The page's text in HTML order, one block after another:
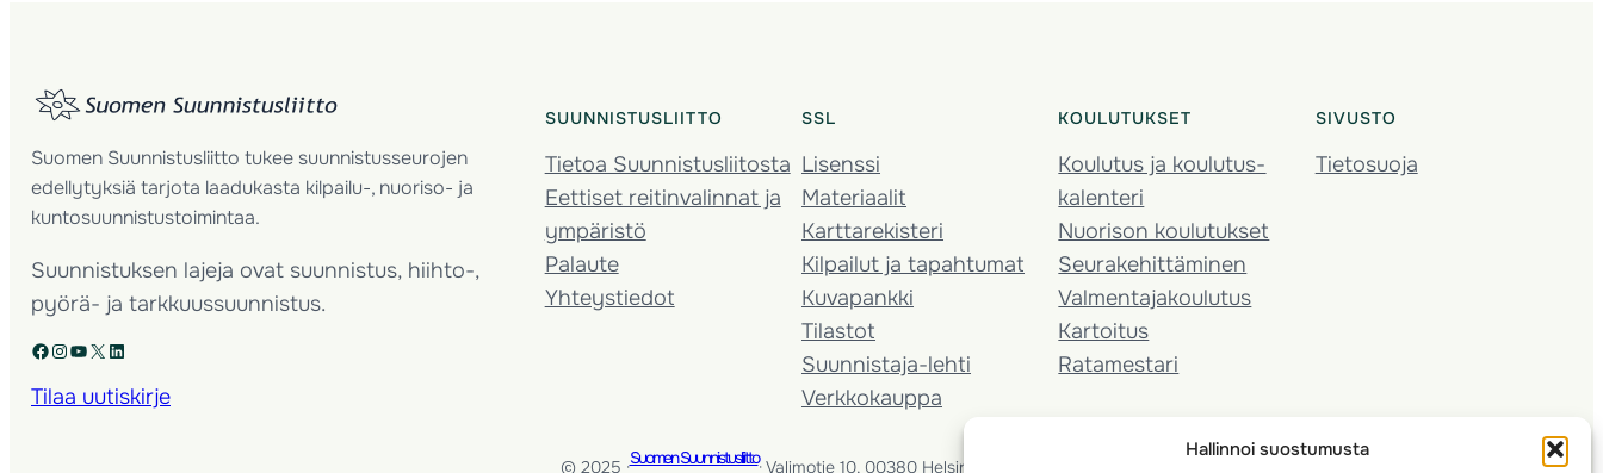
Hallinnoi suostumusta
Suomen Suunnistusliitto tukee suunnistusseurojen
edellytyksiä tarjota laadukasta kilpailu-, nuoriso- ja
kuntosuunnistustoimintaa.
Suunnistuksen lajeja ovat suunnistus, hiihto-,
pyörä- ja tarkkuussuunnistus.
Facebook Instagram YouTube X LinkedIn
Tilaa uutiskirje
SUUNNISTUSLIITTO
Tietoa Suunnistusliitosta
Eettiset reitinvalinnat ja
ympäristö
Palaute
Yhteystiedot
SSL
Lisenssi
Materiaalit
Karttarekisteri
Kilpailut ja tapahtumat
Kuvapankki
Tilastot
Suunnistaja-lehti
Verkkokauppa
KOULUTUKSET
Koulutus ja koulutus­
kalenteri
Nuorison koulutukset
Seura­kehittäminen
Valmentaja­koulutus
Kartoitus
Ratamestari
SIVUSTO
Tietosuoja
© 2025 ·Suomen Suunnistusliitto· Valimotie 10, 00380 Helsinki, Finland